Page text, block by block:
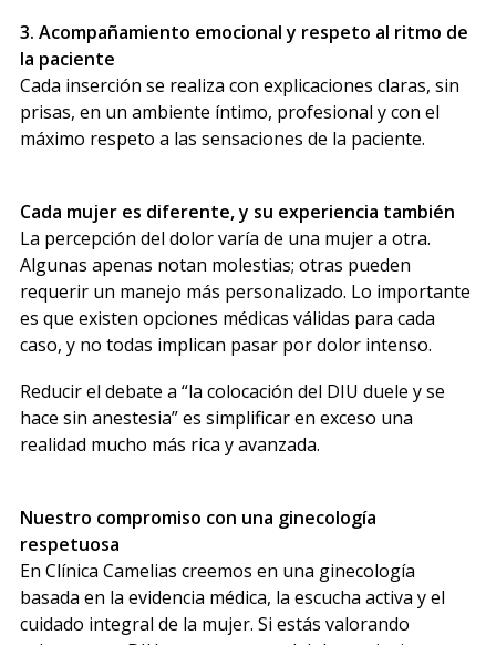
3. Acompañamiento emocional y respeto al ritmo de
la paciente
Cada inserción se realiza con explicaciones claras, sin
prisas, en un ambiente íntimo, profesional y con el
máximo respeto a las sensaciones de la paciente.
Cada mujer es diferente, y su experiencia también
La percepción del dolor varía de una mujer a otra.
Algunas apenas notan molestias; otras pueden
requerir un manejo más personalizado. Lo importante
es que existen opciones médicas válidas para cada
caso, y no todas implican pasar por dolor intenso.
Reducir el debate a “la colocación del DIU duele y se
hace sin anestesia” es simplificar en exceso una
realidad mucho más rica y avanzada.
Nuestro compromiso con una ginecología
respetuosa
En Clínica Camelias creemos en una ginecología
basada en la evidencia médica, la escucha activa y el
cuidado integral de la mujer. Si estás valorando